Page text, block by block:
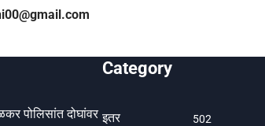
पोलिसांत दोघांवर
Category
इतर 502